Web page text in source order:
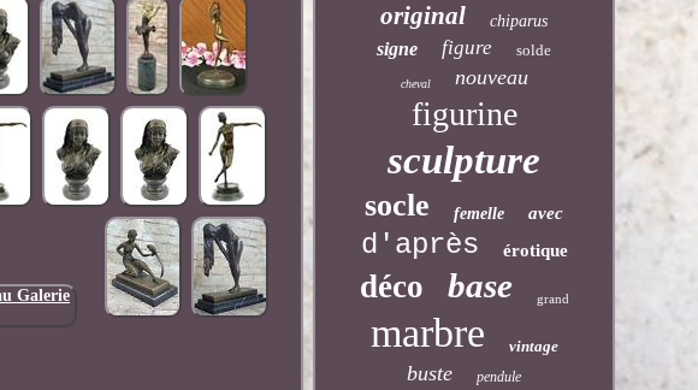
original chiparus
signe figure solde
cheval nouveau
figurine
sculpture
socle femelle avec
d'après érotique
déco base grand
marbre vintage
buste pendule